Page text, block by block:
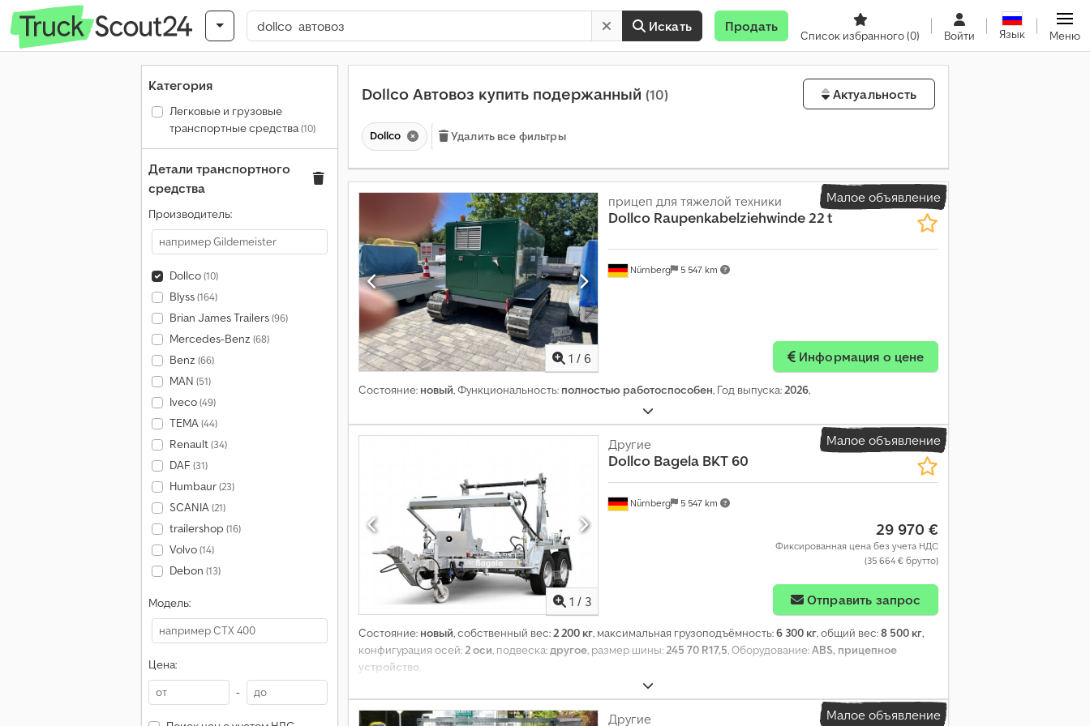
Искать Продать
Список избранного(0) Войти Язык Меню
Категория
Легковые и грузовые
транспортные средства(10)
Детали транспортного
средства
Производитель:
Dollco(10)
Blyss(164)
Brian James Trailers(96)
Mercedes-Benz (68)
Benz (66)
MAN (51)
Iveco(49)
TEMA(44)
Renault(34)
DAF (31)
Humbaur(23)
SCANIA(21)
trailershop (16)
Volvo(14)
Debon (13)
Модель:
Цена:
-
Dollco Автовоз купить подержанный (10) Актуальность
Dollco Удалить все фильтры
Малое объявление
1 / 6
Nürnberg 5 547 km
прицеп для тяжелой техники
Dollco Raupenkabelziehwinde 22 t
Информация о цене
Состояние: новый, Функциональность: полностью работоспособен, Год выпуска:2026,
Малое объявление
1 / 3
Nürnberg 5 547 km
Другие
Dollco Bagela BKT 60
29 970 €
Фиксированная цена без учета НДС
(35 664 € брутто)
Отправить запрос
Состояние: новый, собственный вес:2 200 кг, максимальная грузоподъёмность:6 300 кг, общий вес:8 500 кг,
конфигурация осей:2 оси, подвеска:другое, размер шины:245 70 R17,5, Оборудование:ABS, прицепное
устройство,
Малое объявление
Другие
р
а
с
п